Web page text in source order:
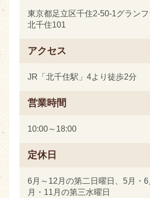
東京都足立区千住2-50-1グラン
北千住101
アクセス
JR「北千住駅」4より徒歩2分
営業時間
10:00～18:00
定休日
6月～12月の第二日曜日、5月・
月・11月の第三水曜日